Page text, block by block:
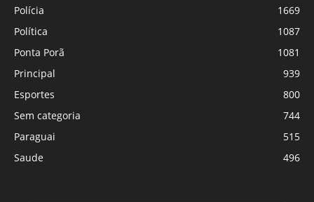
Polícia
1669
Política
1087
Ponta Porã
1081
Principal
939
Esportes
800
Sem categoria
744
Paraguai
515
Saude
496